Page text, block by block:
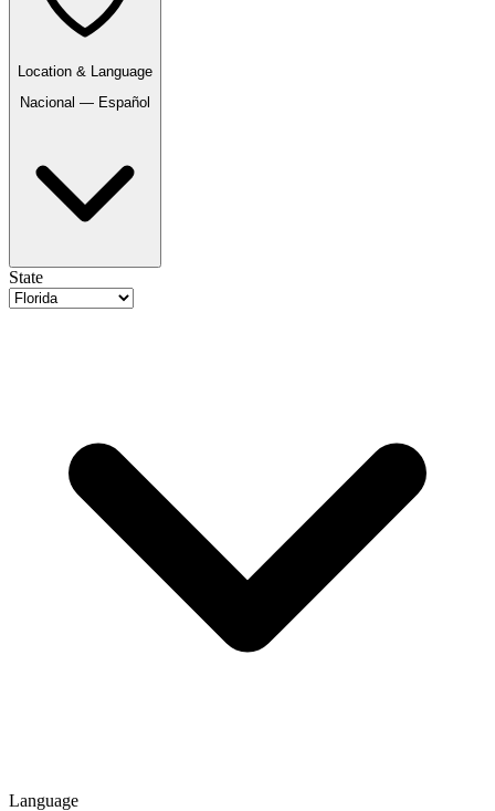
Location & Language
Nacional — Español
State
Language